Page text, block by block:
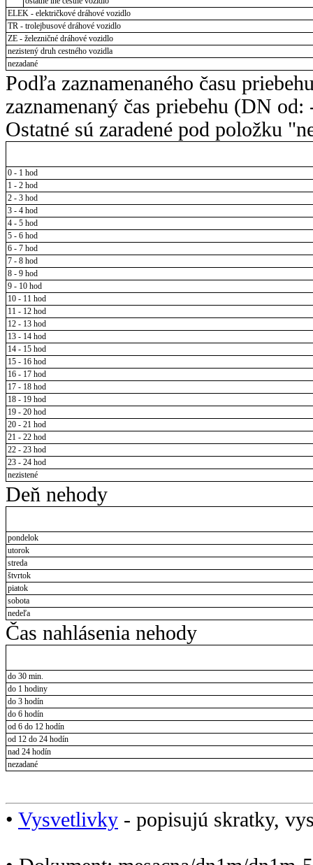
ELEK - električkové dráhové vozidlo
TR - trolejbusové dráhové vozidlo
ZE - železničné dráhové vozidlo
nezistený druh cestného vozidla
nezadané
Podľa zaznamenaného času
zaznamenaný čas priebehu (DN
Ostatné sú zaradené pod položku
0 - 1 hod
1 - 2 hod
2 - 3 hod
3 - 4 hod
4 - 5 hod
5 - 6 hod
6 - 7 hod
7 - 8 hod
8 - 9 hod
9 - 10 hod
10 - 11 hod
11 - 12 hod
12 - 13 hod
13 - 14 hod
14 - 15 hod
15 - 16 hod
16 - 17 hod
17 - 18 hod
18 - 19 hod
19 - 20 hod
20 - 21 hod
21 - 22 hod
22 - 23 hod
23 - 24 hod
nezistené
Deň nehody
pondelok
utorok
streda
štvrtok
piatok
sobota
nedeľa
Čas nahlásenia nehody
do 30 min.
do 1 hodiny
do 3 hodín
do 6 hodín
od 6 do 12 hodín
od 12 do 24 hodín
nad 24 hodín
nezadané
• Vysvetlivky - popisujú skratky,